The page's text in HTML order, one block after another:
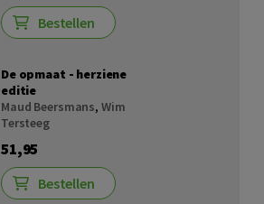
Bestellen
De opmaat - herziene
editie
Maud Beersmans, Wim
Tersteeg
51,95
Bestellen